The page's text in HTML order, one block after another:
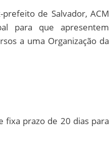
de Salvador, ACM
para que apresentem
a uma Organização da
fixa prazo de 20 dias para